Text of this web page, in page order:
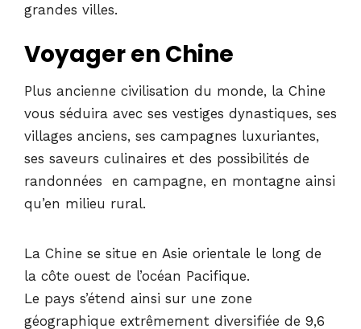
grandes villes.
Voyager en Chine
Plus ancienne civilisation du monde, la Chine
vous séduira avec ses vestiges dynastiques, ses
villages anciens, ses campagnes luxuriantes,
ses saveurs culinaires et des possibilités de
randonnées en campagne, en montagne ainsi
qu’en milieu rural.
La Chine se situe en Asie orientale le long de
la côte ouest de l’océan Pacifique.
Le pays s’étend ainsi sur une zone
géographique extrêmement diversifiée de 9,6